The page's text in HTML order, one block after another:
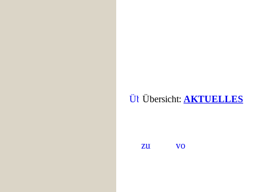
Übersicht: AKTUELLES